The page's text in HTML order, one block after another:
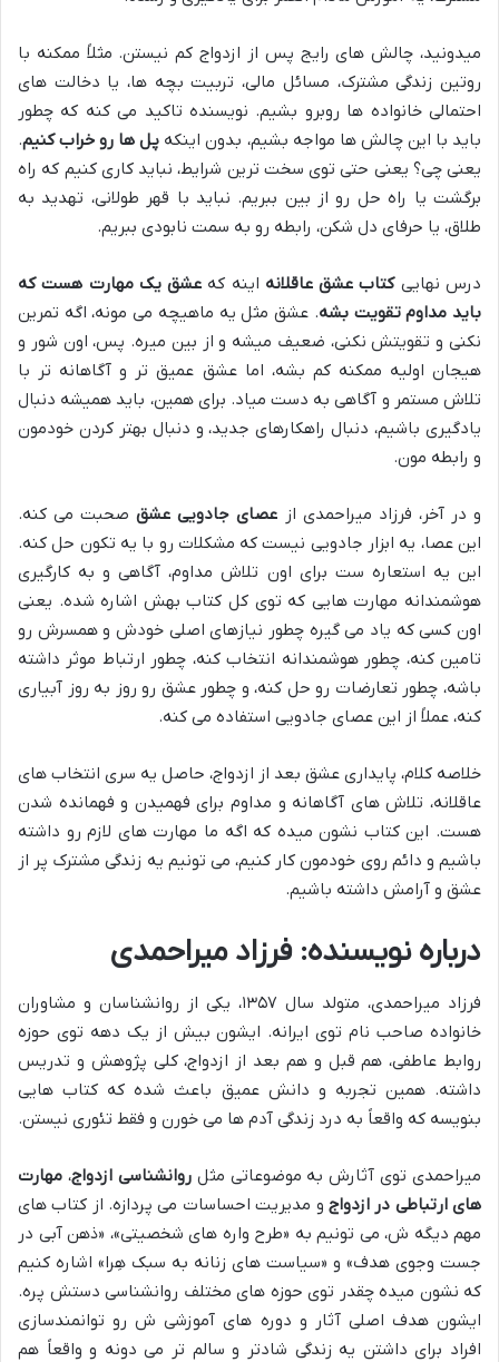
میدونید، چالش های رایج پس از ازدواج کم نیستن. مثلاً ممکنه با
روتین زندگی مشترک، مسائل مالی، تربیت بچه ها، یا دخالت های
احتمالی خانواده ها روبرو بشیم. نویسنده تاکید می کنه که چطور
باید با این چالش ها مواجه بشیم، بدون اینکه پل ها رو خراب کنیم.
یعنی چی؟ یعنی حتی توی سخت ترین شرایط، نباید کاری کنیم که راه
برگشت یا راه حل رو از بین ببریم. نباید با قهر طولانی، تهدید به
طلاق، یا حرفای دل شکن، رابطه رو به سمت نابودی ببریم.
درس نهاییکتاب عشق عاقلانه اینه که عشق یک مهارت هست که
باید مداوم تقویت بشه. عشق مثل یه ماهیچه می مونه، اگه تمرین
نکنی و تقویتش نکنی، ضعیف میشه و از بین میره. پس، اون شور و
هیجان اولیه ممکنه کم بشه، اما عشق عمیق تر و آگاهانه تر با
تلاش مستمر و آگاهی به دست میاد. برای همین، باید همیشه دنبال
یادگیری باشیم، دنبال راهکارهای جدید، و دنبال بهتر کردن خودمون
و رابطه مون.
و در آخر، فرزاد میراحمدی از عصای جادویی عشقصحبت می کنه.
این عصا، یه ابزار جادویی نیست که مشکلات رو با یه تکون حل کنه.
این یه استعاره ست برای اون تلاش مداوم، آگاهی و به کارگیری
هوشمندانه مهارت هایی که توی کل کتاب بهش اشاره شده. یعنی
اون کسی که یاد می گیره چطور نیازهای اصلی خودش و همسرش رو
تامین کنه، چطور هوشمندانه انتخاب کنه، چطور ارتباط موثر داشته
باشه، چطور تعارضات رو حل کنه، و چطور عشق رو روز به روز آبیاری
کنه، عملاً از این عصای جادویی استفاده می کنه.
خلاصه کلام، پایداری عشق بعد از ازدواج، حاصل یه سری انتخاب های
عاقلانه، تلاش های آگاهانه و مداوم برای فهمیدن و فهمانده شدن
هست. این کتاب نشون میده که اگه ما مهارت های لازم رو داشته
باشیم و دائم روی خودمون کار کنیم، می تونیم یه زندگی مشترک پر از
عشق و آرامش داشته باشیم.
درباره نویسنده: فرزاد میراحمدی
فرزاد میراحمدی، متولد سال ۱۳۵۷، یکی از روانشناسان و مشاوران
خانواده صاحب نام توی ایرانه. ایشون بیش از یک دهه توی حوزه
روابط عاطفی، هم قبل و هم بعد از ازدواج، کلی پژوهش و تدریس
داشته. همین تجربه و دانش عمیق باعث شده که کتاب هایی
بنویسه که واقعاً به درد زندگی آدم ها می خورن و فقط تئوری نیستن.
میراحمدی توی آثارش به موضوعاتی مثلروانشناسی ازدواج، مهارت
های ارتباطی در ازدواج و مدیریت احساسات می پردازه. از کتاب های
مهم دیگه ش، می تونیم به «طرح واره های شخصیتی»، «ذهن آبی در
جست وجوی هدف» و «سیاست های زنانه به سبک هِرا» اشاره کنیم
که نشون میده چقدر توی حوزه های مختلف روانشناسی دستش پره.
ایشون هدف اصلی آثار و دوره های آموزشی ش رو توانمندسازی
افراد برای داشتن یه زندگی شادتر و سالم تر می دونه و واقعاً هم